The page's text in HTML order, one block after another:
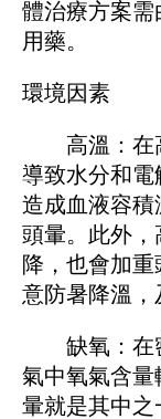
體治療方案
用藥。
環境因素
高溫：在高
導致水分和
造成血液容
頭暈。此外
降，也會加
意防暑降溫，
缺氧：在密
氣中氧氣含
暈就是其中